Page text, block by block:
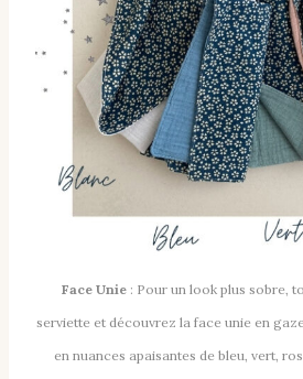
Face Unie : Pour un look plus sobre,
serviette et découvrez la face unie en
en nuances apaisantes de bleu, vert,